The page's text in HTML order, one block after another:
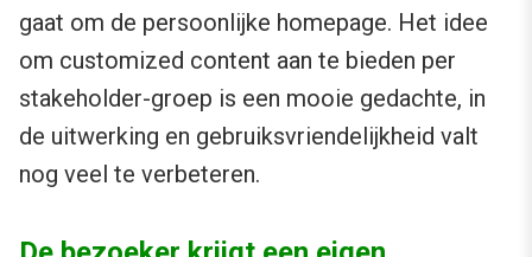
gaat om de persoonlijke homepage. Het idee
om customized content aan te bieden per
stakeholder-groep is een mooie gedachte, in
de uitwerking en gebruiksvriendelijkheid valt
nog veel te verbeteren.